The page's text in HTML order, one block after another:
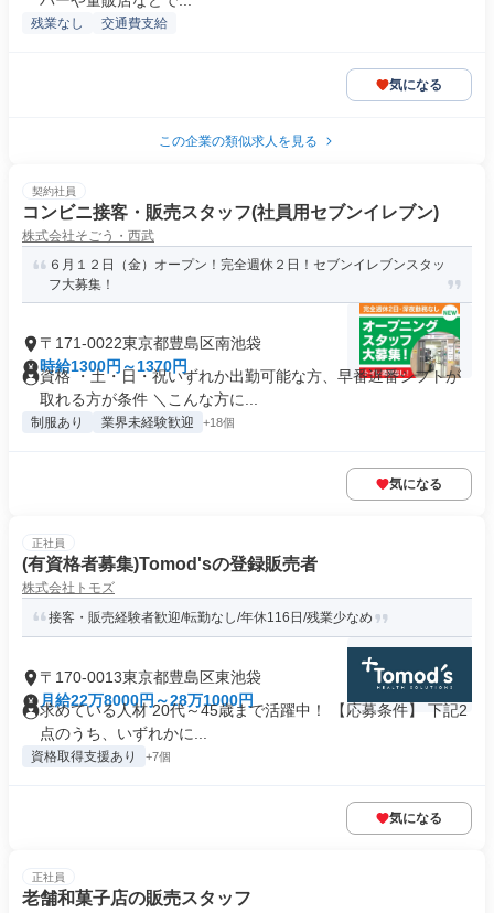
残業なし 交通費支給
気になる
この企業の類似求人を見る
契約社員
コンビニ接客・販売スタッフ(社員用セブンイレブン)
株式会社そごう・西武
６月１２日（金）オープン！完全週休２日！セブンイレブンスタッ
フ大募集！
〒171-0022東京都豊島区南池袋
時給1300円～1370円
資格 ・土・日・祝いずれか出勤可能な方、早番遅番シフトが
取れる方が条件 ＼こんな方に...
制服あり 業界未経験歓迎 +18個
気になる
正社員
(有資格者募集)Tomod'sの登録販売者
株式会社トモズ
接客・販売経験者歓迎/転勤なし/年休116日/残業少なめ
〒170-0013東京都豊島区東池袋
月給22万8000円～28万1000円
求めている人材 20代～45歳まで活躍中！ 【応募条件】 下記2
点のうち、いずれかに...
資格取得支援あり +7個
気になる
正社員
老舗和菓子店の販売スタッフ